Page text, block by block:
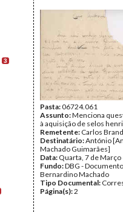
3
Pasta:06724.061
Assunto:Menciona
à aquisição de selos
Remetente: Carlos
Destinatário:António
Machado Guimarães]
Data: Quarta, 7 de
Fundo:DBG -
Bernardino Machado
Tipo Documental:
Página(s):2